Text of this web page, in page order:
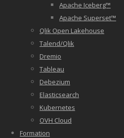
Apache Iceberg™
Apache Superset™
Qlik Open Lakehouse
Talend/Qlik
Dremio
Tableau
Debezium
Elasticsearch
Kubernetes
OVH Cloud
Formation